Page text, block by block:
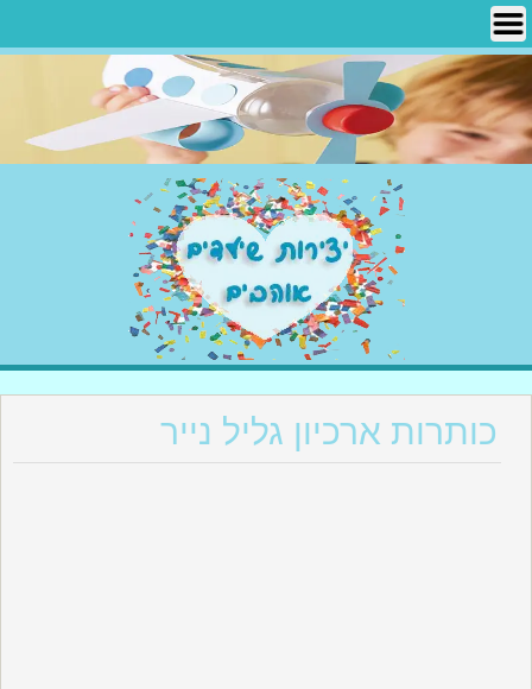
Skip
content
יצירות שילדים אוהבים
כותרות ארכיון גליל נייר